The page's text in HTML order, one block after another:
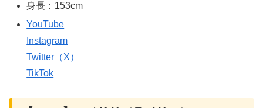
身長：153cm
YouTube
Instagram
Twitter（X）
TikTok